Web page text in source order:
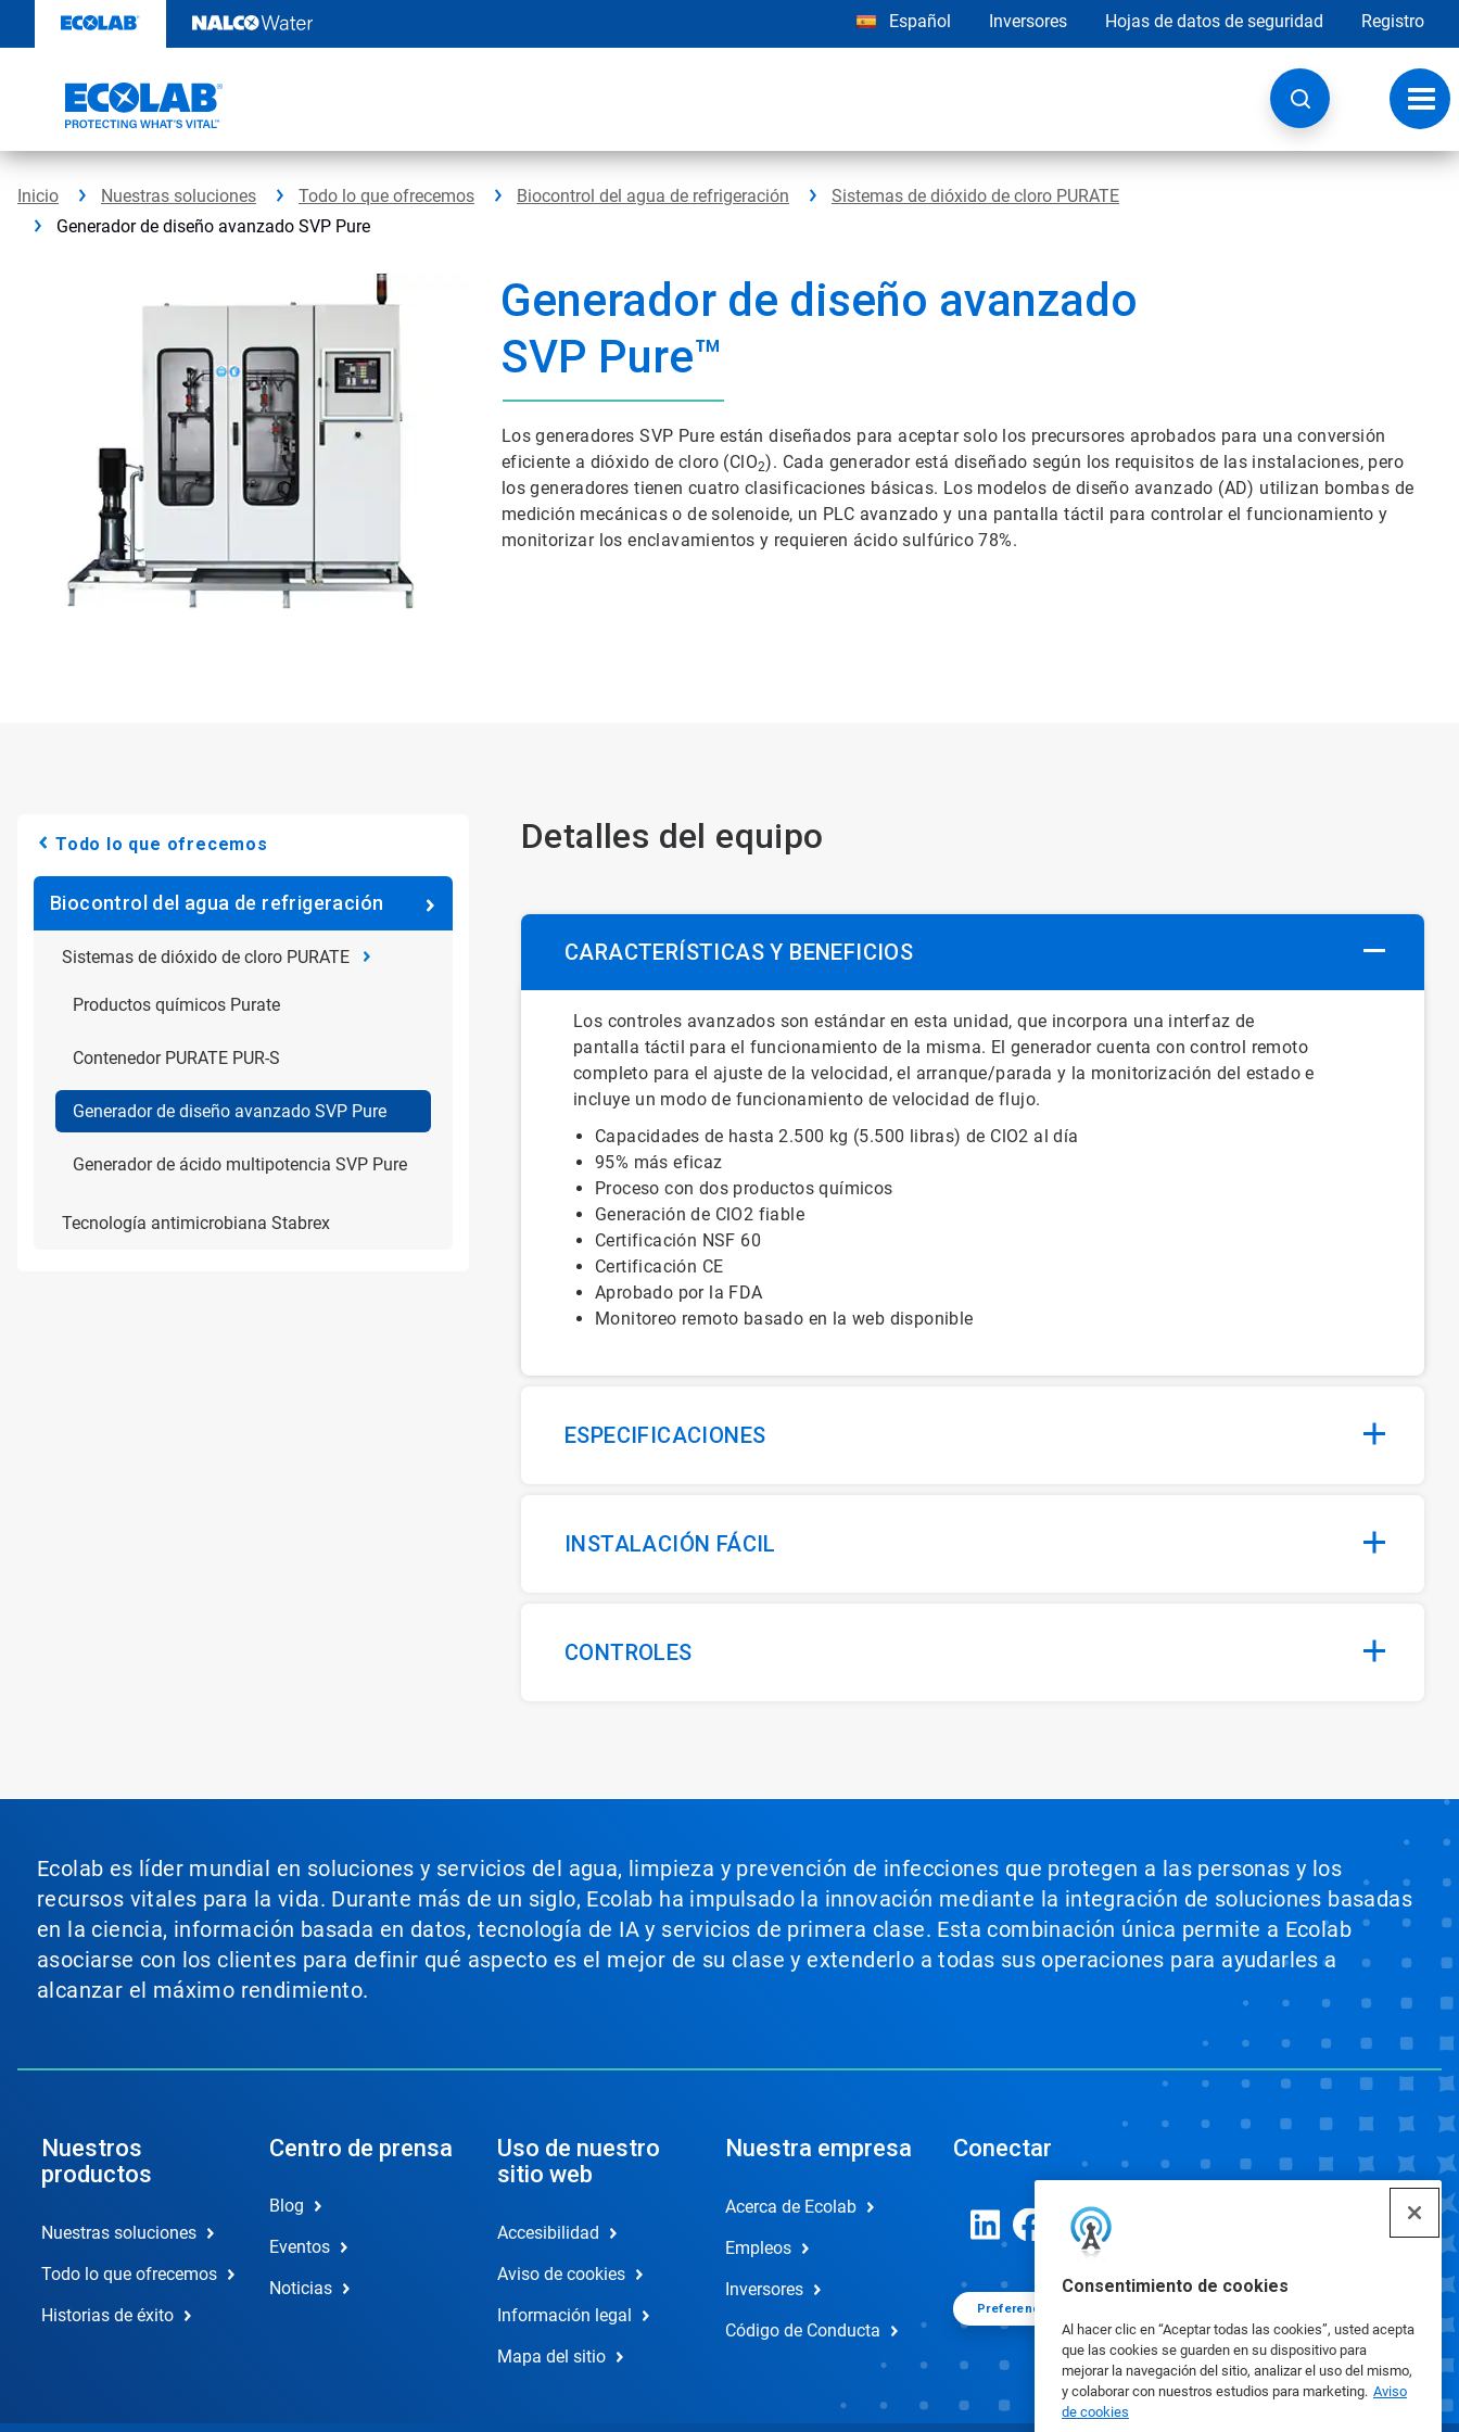
contenido
Consentimiento de cookies
Al hacer clic en “Aceptar todas las cookies”, usted acepta
que las cookies se guarden en su dispositivo para
mejorar la navegación del sitio, analizar el uso del mismo,
y colaborar con nuestros estudios para marketing. Aviso
de cookies
Español Inversores Hojas de datos de seguridad Registro
de
Inicio Nuestras soluciones Todo lo que ofrecemos Biocontrol del agua de refrigeración
Sistemas de dióxido de cloro PURATE
Generador de diseño avanzado SVP Pure
Generador de diseño avanzado
SVP Pure™
Los generadores SVP Pure están diseñados para aceptar solo los precursores aprobados para una conversión
eficiente a dióxido de cloro (ClO2). Cada generador está diseñado según los requisitos de las instalaciones, pero
los generadores tienen cuatro clasificaciones básicas. Los modelos de diseño avanzado (AD) utilizan bombas de
medición mecánicas o de solenoide, un PLC avanzado y una pantalla táctil para controlar el funcionamiento y
monitorizar los enclavamientos y requieren ácido sulfúrico 78%.
Todo lo que ofrecemos
Biocontrol del agua de refrigeración
Sistemas de dióxido de cloro PURATE
Productos químicos Purate
Contenedor PURATE PUR-S
Generador de diseño avanzado SVP Pure
Generador de ácido multipotencia SVP Pure
Tecnología antimicrobiana Stabrex
Detalles del equipo
CARACTERÍSTICAS Y BENEFICIOS
Los controles avanzados son estándar en esta unidad, que incorpora una interfaz de
pantalla táctil para el funcionamiento de la misma. El generador cuenta con control remoto
completo para el ajuste de la velocidad, el arranque/parada y la monitorización del estado e
incluye un modo de funcionamiento de velocidad de flujo.
Capacidades de hasta 2.500 kg (5.500 libras) de ClO2 al día
95% más eficaz
Proceso con dos productos químicos
Generación de ClO2 fiable
Certificación NSF 60
Certificación CE
Aprobado por la FDA
Monitoreo remoto basado en la web disponible
ESPECIFICACIONES
INSTALACIÓN FÁCIL
CONTROLES
Ecolab es líder mundial en soluciones y servicios del agua, limpieza y prevención de infecciones que protegen a las personas y los
recursos vitales para la vida. Durante más de un siglo, Ecolab ha impulsado la innovación mediante la integración de soluciones basadas
en la ciencia, información basada en datos, tecnología de IA y servicios de primera clase. Esta combinación única permite a Ecolab
asociarse con los clientes para definir qué aspecto es el mejor de su clase y extenderlo a todas sus operaciones para ayudarles a
alcanzar el máximo rendimiento.
Nuestros
productos
Nuestras soluciones
Todo lo que ofrecemos
Historias de éxito
Centro de prensa
Blog
Eventos
Noticias
Uso de nuestro
sitio web
Accesibilidad
Aviso de cookies
Información legal
Mapa del sitio
Nuestra empresa
Acerca de Ecolab
Empleos
Inversores
Código de Conducta
Conectar
Preferencias de cookies